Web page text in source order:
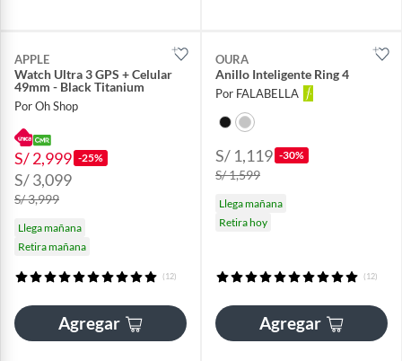
APPLE
Watch Ultra 3 GPS + Celular
49mm - Black Titanium
Por Oh Shop
S/ 2,999 -25%
S/ 3,099
S/ 3,999
Llega mañana
Retira mañana
(12)
Agregar
OURA
Anillo Inteligente Ring 4
Por FALABELLA
S/ 1,119 -30%
S/ 1,599
Llega mañana
Retira hoy
(12)
Agregar